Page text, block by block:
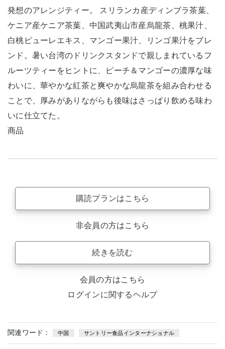
発想のアレンジティー。 スリランカ産ディンブラ茶葉、
ケニア産ケニア茶葉、中国武夷山市産烏龍茶、桃果汁、
白桃ピューレエキス、マンゴー果汁、リンゴ果汁をブレ
ンド。暑い台湾のドリンクスタンドで親しまれているフ
ルーツティーをヒントに、ピーチ＆マンゴーの濃厚な味
わいに、華やかな紅茶と爽やかな烏龍茶を組み合わせる
ことで、厚みがありながらも後味はさっぱり飲める味わ
いに仕立てた。
商品
購読プランはこちら
非会員の方はこちら
続きを読む
会員の方はこちら
ログインに関するヘルプ
関連ワード： 中国 サントリー食品インターナショナル